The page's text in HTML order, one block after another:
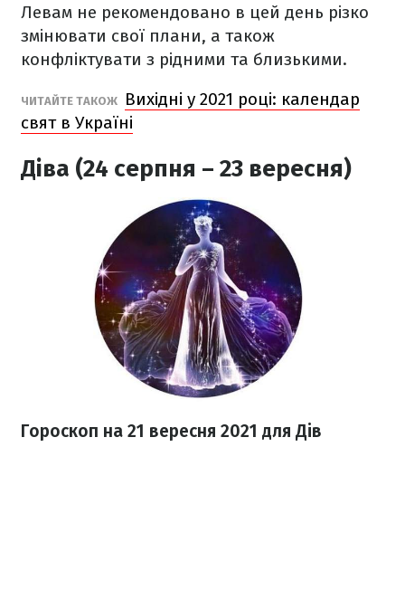
Левам не рекомендовано в цей день різко
змінювати свої плани, а також
конфліктувати з рідними та близькими.
ЧИТАЙТЕ ТАКОЖ
Вихідні у 2021 році: календар
свят в Україні
Діва (24 серпня – 23 вересня)
Гороскоп на 21 вересня 2021 для Дів